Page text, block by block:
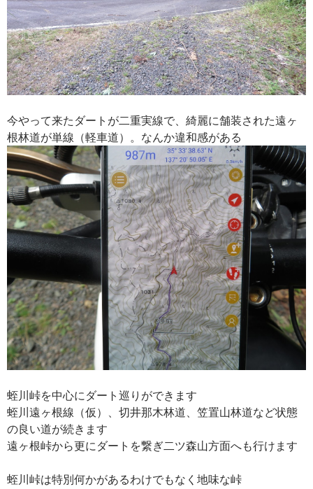
今やって来たダートが二重実線で、綺麗に舗装された遠ヶ
根林道が単線（軽車道）。なんか違和感がある
蛭川峠を中心にダート巡りができます
蛭川遠ヶ根線（仮）、切井那木林道、笠置山林道など状態
の良い道が続きます
遠ヶ根峠から更にダートを繋ぎ二ツ森山方面へも行けます
蛭川峠は特別何かがあるわけでもなく地味な峠